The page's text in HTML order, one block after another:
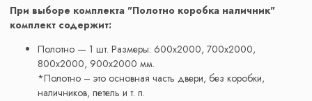
При выборе комплекта "Полотно коробка наличник"
комплект содержит:
Полотно — 1 шт. Размеры: 600x2000, 700x2000,
800x2000, 900x2000 мм.
*Полотно – это основная часть двери, без коробки,
наличников, петель и т. п.